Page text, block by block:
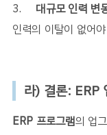
3. 대규모 인력 변
인력의 이탈이 없어
라) 결론: ERP
ERP 프로그램의 업